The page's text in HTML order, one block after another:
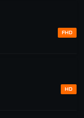
FHD
HD